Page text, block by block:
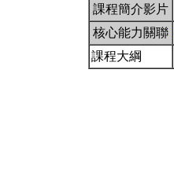
課程簡介影片
核心能力關聯
課程大綱